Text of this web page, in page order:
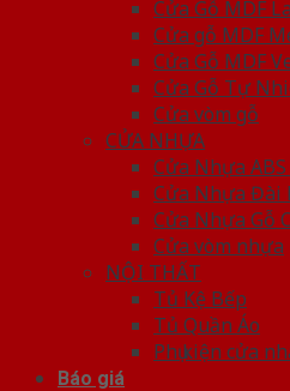
Cửa Gỗ MDF
Cửa gỗ MDF
Cửa Gỗ MDF
Cửa Gỗ Tự
Cửa vòm gỗ
CỬA NHỰA
Cửa Nhựa
Cửa Nhựa Đài
Cửa Nhựa Gỗ
Cửa vòm nhựa
NỘI THẤT
Tủ Kệ Bếp
Tủ Quần Áo
Phụ kiện cửa
Báo giá